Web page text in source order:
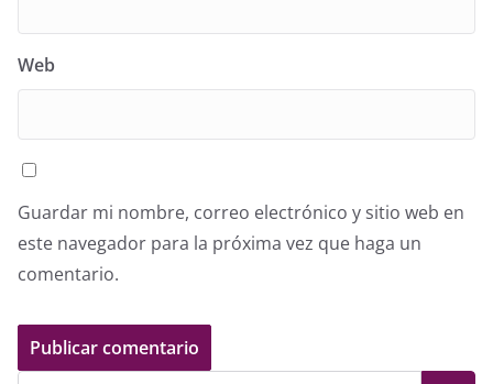
Web
Guardar mi nombre, correo electrónico y sitio web en
este navegador para la próxima vez que haga un
comentario.